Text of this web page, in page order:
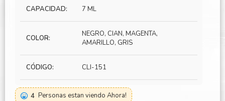
CAPACIDAD: 7 ML
COLOR:
NEGRO, CIAN, MAGENTA,
AMARILLO, GRIS
CÓDIGO: CLI-151
4 Personas estan viendo Ahora!